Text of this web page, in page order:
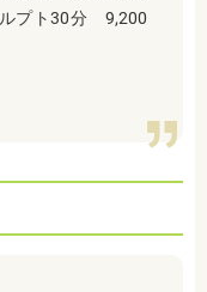
プト30分 9,200